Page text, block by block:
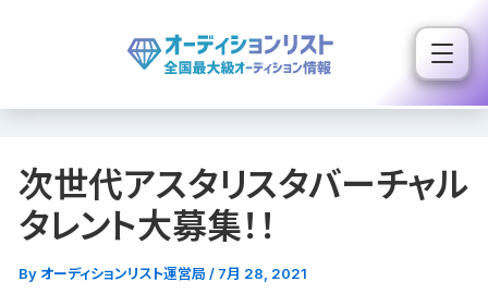
ス
次世代アスタリスタバーチャル
タレント大募集！！
By オーディションリスト運営局 / 7月 28, 2021